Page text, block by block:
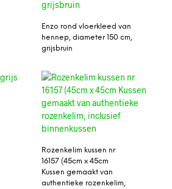
Enzo rond vloerkleed van
hennep, diameter 150 cm,
grijsbruin
Rozenkelim kussen nr
16157 (45cm x 45cm
Kussen gemaakt van
authentieke rozenkelim,